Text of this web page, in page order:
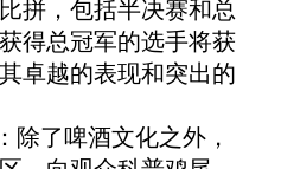
拼，包括半决赛和总
得总冠军的选手将获
卓越的表现和突出的
了啤酒文化之外，